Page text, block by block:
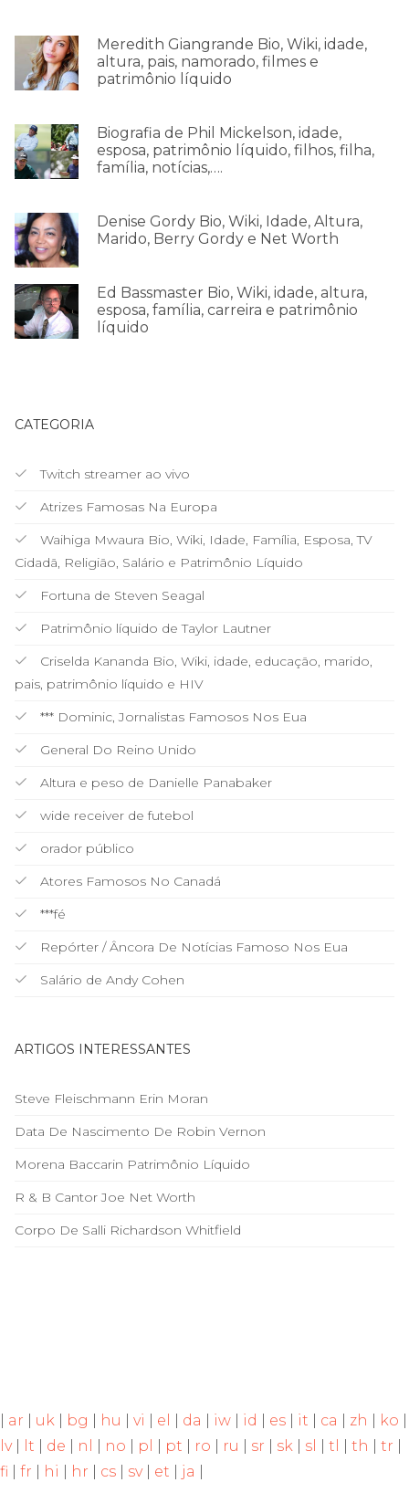
Meredith Giangrande Bio, Wiki, idade,
altura, pais, namorado, filmes e
patrimônio líquido
Biografia de Phil Mickelson, idade,
esposa, patrimônio líquido, filhos, filha,
família, notícias,….
Denise Gordy Bio, Wiki, Idade, Altura,
Marido, Berry Gordy e Net Worth
Ed Bassmaster Bio, Wiki, idade, altura,
esposa, família, carreira e patrimônio
líquido
CATEGORIA
Twitch streamer ao vivo
Atrizes Famosas Na Europa
Waihiga Mwaura Bio, Wiki, Idade, Família, Esposa, TV
Cidadã, Religião, Salário e Patrimônio Líquido
Fortuna de Steven Seagal
Patrimônio líquido de Taylor Lautner
Criselda Kananda Bio, Wiki, idade, educação, marido,
pais, patrimônio líquido e HIV
*** Dominic, Jornalistas Famosos Nos Eua
General Do Reino Unido
Altura e peso de Danielle Panabaker
wide receiver de futebol
orador público
Atores Famosos No Canadá
***fé
Repórter / Âncora De Notícias Famoso Nos Eua
Salário de Andy Cohen
ARTIGOS INTERESSANTES
Steve Fleischmann Erin Moran
Data De Nascimento De Robin Vernon
Morena Baccarin Patrimônio Líquido
R & B Cantor Joe Net Worth
Corpo De Salli Richardson Whitfield
ar uk bg hu vi el da iw id es it ca zh ko
lv| lt de nl no pl pt ro ru sr sk sl tl th tr
fi
fr hi hr cs sv| et ja